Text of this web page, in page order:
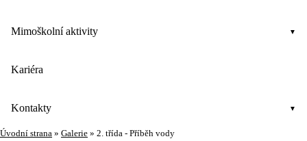
Mimoškolní aktivity
Kariéra
Kontakty
Úvodní strana » Galerie » 2. třída - Příběh vody